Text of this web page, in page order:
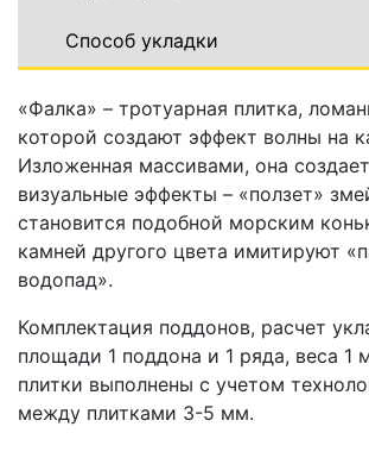
Способ укладки
«Фалка» – тротуарная плитка,
которой создают эффект волны на
Изложенная массивами, она
визуальные эффекты – «ползет»
становится подобной морским
камней другого цвета имитируют
водопад».
Комплектация поддонов, расчет
площади 1 поддона и 1 ряда, веса 1
плитки выполнены с учетом
между плитками 3-5 мм.